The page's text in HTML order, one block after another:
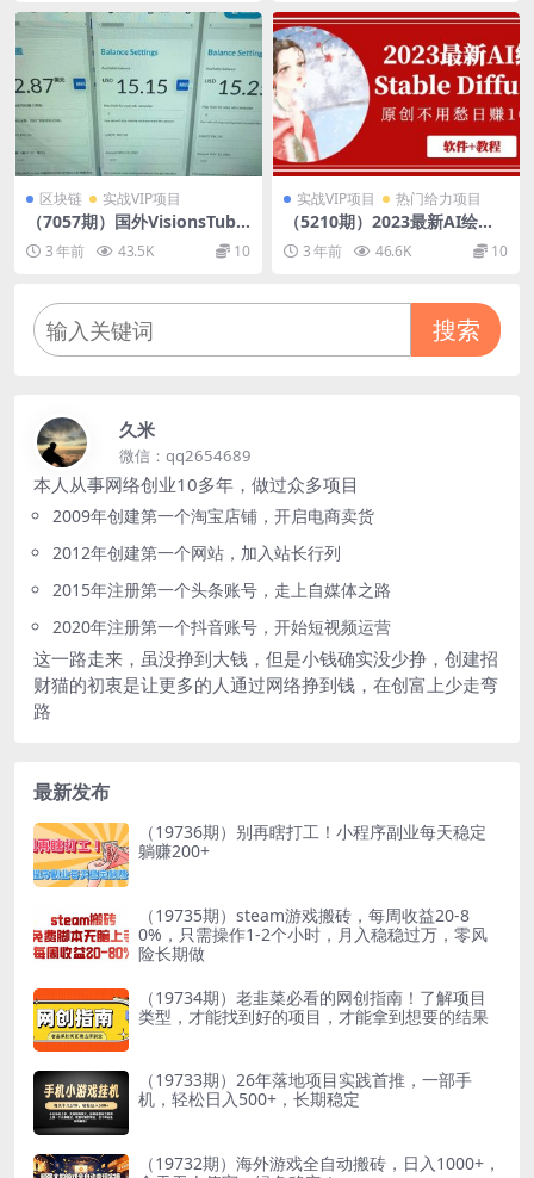
区块链 实战VIP项目
（7057期）国外VisionsTube
搬砖挂机项目，号称单号一天
15美金【详细玩法教程】
3 年前 43.5K 10
实战VIP项目 热门给力项目
（5210期）2023最新AI绘画S
table Diffusion，原创不用愁
日赚1000+【软件+教程】
3 年前 46.6K 10
搜索
久米
微信：qq2654689
本人从事网络创业10多年，做过众多项目
2009年创建第一个淘宝店铺，开启电商卖货
2012年创建第一个网站，加入站长行列
2015年注册第一个头条账号，走上自媒体之路
2020年注册第一个抖音账号，开始短视频运营
这一路走来，虽没挣到大钱，但是小钱确实没少挣，创建招
财猫的初衷是让更多的人通过网络挣到钱，在创富上少走弯
路
最新发布
（19736期）别再瞎打工！小程序副业每天稳定
躺赚200+
（19735期）steam游戏搬砖，每周收益20-8
0%，只需操作1-2个小时，月入稳稳过万，零风
险长期做
（19734期）老韭菜必看的网创指南！了解项目
类型，才能找到好的项目，才能拿到想要的结果
（19733期）26年落地项目实践首推，一部手
机，轻松日入500+，长期稳定
（19732期）海外游戏全自动搬砖，日入1000+，